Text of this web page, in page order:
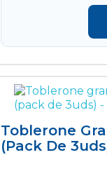
Toblerone
(pack De